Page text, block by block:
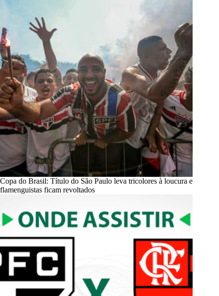
Copa do Brasil: Título do São Paulo leva tricolores à loucura e
flamenguistas ficam revoltados